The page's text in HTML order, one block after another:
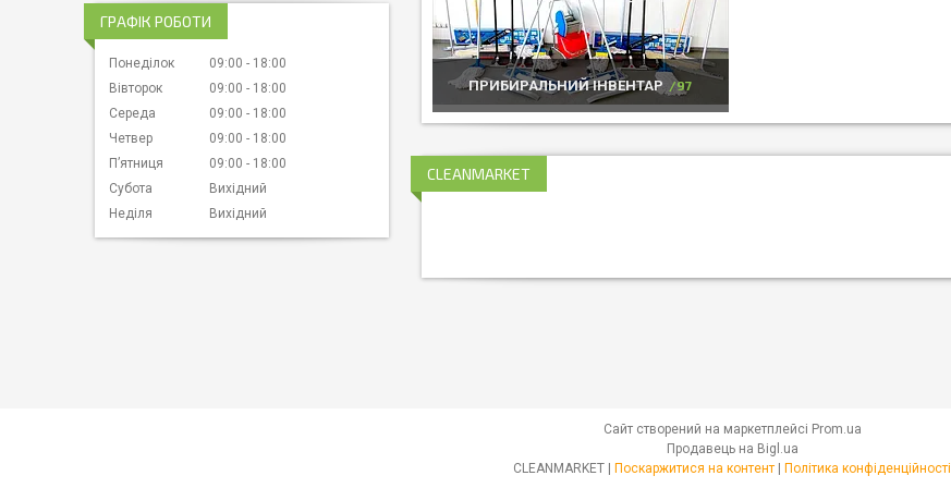
ПРИБИРАЛЬНИЙ ІНВЕНТАР 97
CLEANMARKET
ГРАФІК РОБОТИ
Понеділок 09:00
18:00
Вівторок
09:00
18:00
Середа
09:00
18:00
Четвер
09:00
18:00
Пʼятниця
09:00
18:00
Субота
Вихідний
Неділя
Вихідний
Сайт створений на маркетплейсі Prom.ua
Продавець на Bigl.ua
Поскаржитися на контент Політика конфіденційності